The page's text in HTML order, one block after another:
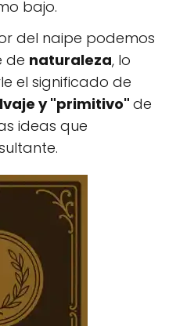
bajo.
del naipe podemos
de naturaleza, lo
el significado de
y "primitivo"de
ideas que